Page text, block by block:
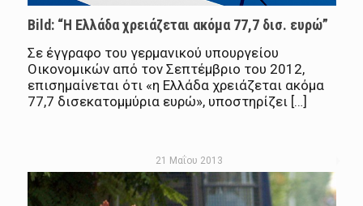
Bild: “Η Ελλάδα χρειάζεται ακόμα 77,7 δισ. ευρώ”
Σε έγγραφο του γερμανικού υπουργείου
Οικονομικών από τον Σεπτέμβριο του 2012,
επισημαίνεται ότι «η Ελλάδα χρειάζεται ακόμα
77,7 δισεκατομμύρια ευρώ», υποστηρίζει […]
21 Μαΐου 2013